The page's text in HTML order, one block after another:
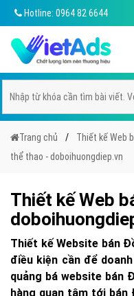
Hotline: 0964 82 6644
Trang chủ Thiết kế Web
thể thao - doboihuongdiep.vn
Thiết kế Web
Thiết kế Website bán
điều kiện cần để
quảng bá website bán
hàng quan tâm tới